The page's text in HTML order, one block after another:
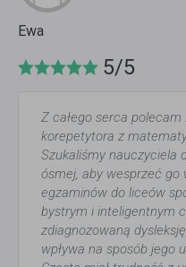
Ewa
5/5
Z całego serca
korepetytora z
Szukaliśmy nauczyciela
ósmej, aby wesprzeć
egzaminów do liceów
bystrym i inteligentnym
zdiagnozowaną
wpływa na sposób jego